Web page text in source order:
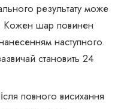
результату може
Кожен шар повинен
наступного.
становить 24
повного висихання